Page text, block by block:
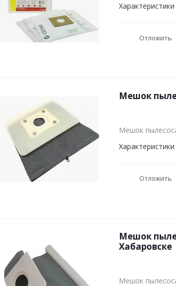
Характеристики
Отложить
Мешок
Мешок
Характеристики
Отложить
Мешок
Хабаровске
Мешок